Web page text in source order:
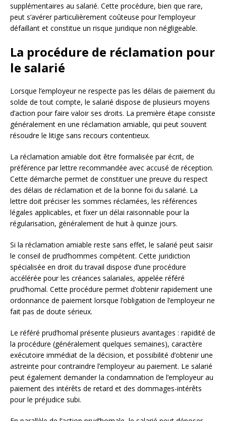
supplémentaires au salarié. Cette procédure, bien que rare,
peut s’avérer particulièrement coûteuse pour l’employeur
défaillant et constitue un risque juridique non négligeable.
La procédure de réclamation pour
le salarié
Lorsque l’employeur ne respecte pas les délais de paiement du
solde de tout compte, le salarié dispose de plusieurs moyens
d’action pour faire valoir ses droits. La première étape consiste
généralement en une réclamation amiable, qui peut souvent
résoudre le litige sans recours contentieux.
La réclamation amiable doit être formalisée par écrit, de
préférence par lettre recommandée avec accusé de réception.
Cette démarche permet de constituer une preuve du respect
des délais de réclamation et de la bonne foi du salarié. La
lettre doit préciser les sommes réclamées, les références
légales applicables, et fixer un délai raisonnable pour la
régularisation, généralement de huit à quinze jours.
Si la réclamation amiable reste sans effet, le salarié peut saisir
le conseil de prud’hommes compétent. Cette juridiction
spécialisée en droit du travail dispose d’une procédure
accélérée pour les créances salariales, appelée référé
prud’homal. Cette procédure permet d’obtenir rapidement une
ordonnance de paiement lorsque l’obligation de l’employeur ne
fait pas de doute sérieux.
Le référé prud’homal présente plusieurs avantages : rapidité de
la procédure (généralement quelques semaines), caractère
exécutoire immédiat de la décision, et possibilité d’obtenir une
astreinte pour contraindre l’employeur au paiement. Le salarié
peut également demander la condamnation de l’employeur au
paiement des intérêts de retard et des dommages-intérêts
pour le préjudice subi.